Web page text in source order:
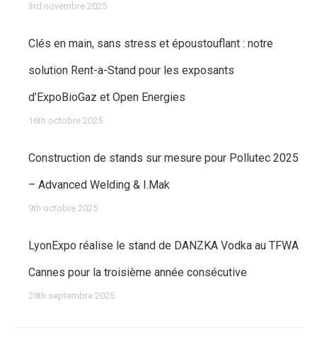
3rd novembre 2025
Clés en main, sans stress et époustouflant : notre
solution Rent-a-Stand pour les exposants
d’ExpoBioGaz et Open Energies
16th octobre 2025
Construction de stands sur mesure pour Pollutec 2025
– Advanced Welding & I.Mak
9th octobre 2025
LyonExpo réalise le stand de DANZKA Vodka au TFWA
Cannes pour la troisième année consécutive
29th septembre 2025